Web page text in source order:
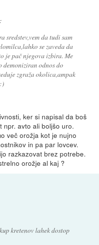
:
sredstev,vem da tudi sam
se zaveda da
je pač njegova izbira. Me
demoniziran odnos do
zgraža okolica,ampak
ker si napisal da boš
npr. avto ali boljšo uro.
več orožja kot je nujno
in pa par lovcev.
razkazovat brez potrebe.
orožje al kaj ?
kretenov lahek dostop